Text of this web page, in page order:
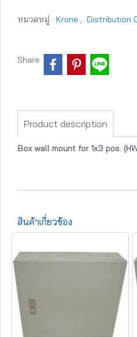
หมวดหมู่ : Krone , Distribution
Share
Product description
Box wall mount for 1x3 pos.
สินค้าเกี่ยวข้อง